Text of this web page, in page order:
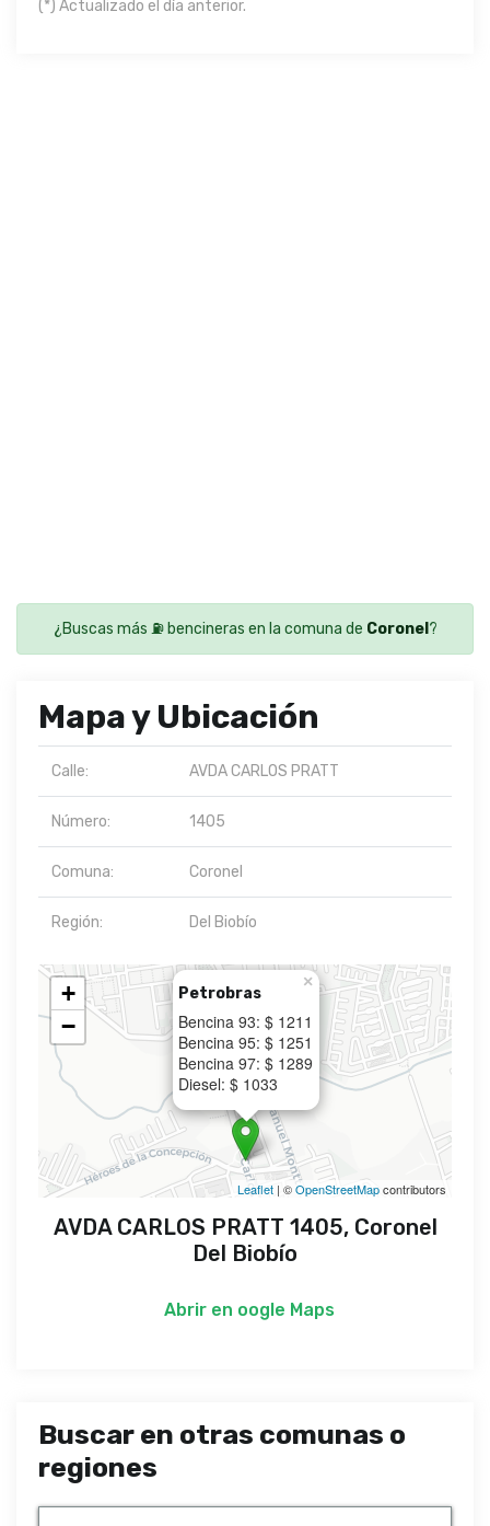
(*) Actualizado el día anterior.
¿Buscas más ⛽ bencineras en la comuna de Coronel ?
Mapa y Ubicación
Calle: AVDA CARLOS PRATT
Número: 1405
Comuna: Coronel
Región: Del Biobío
Petrobras
Bencina 93: $ 1211
Bencina 95: $ 1251
Bencina 97: $ 1289
Diesel: $ 1033
×
+
−
Leaflet | ©OpenStreetMapcontributors
AVDA CARLOS PRATT 1405, Coronel
Del Biobío
Abrir en oogle Maps
Buscar en otras comunas o
regiones